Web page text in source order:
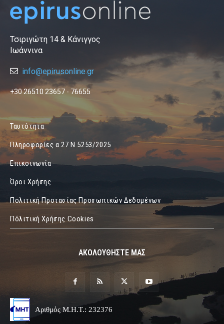
Τσιριγώτη 14 & Κάνιγγος
Ιωάννινα
info@epirusonline.gr
+30 26510 23657 - 76655
Ταυτότητα
Πληροφορίες α.27 Ν.5253/2025
Επικοινωνία
Όροι Χρήσης
Πολιτική Προτασίας Προσωπικών Δεδομένων
Πόλιτική Χρήσης Cookies
ΑΚΟΛΟΥΘΗΣΤΕ ΜΑΣ
Αριθμός Μ.Η.Τ.: 232376